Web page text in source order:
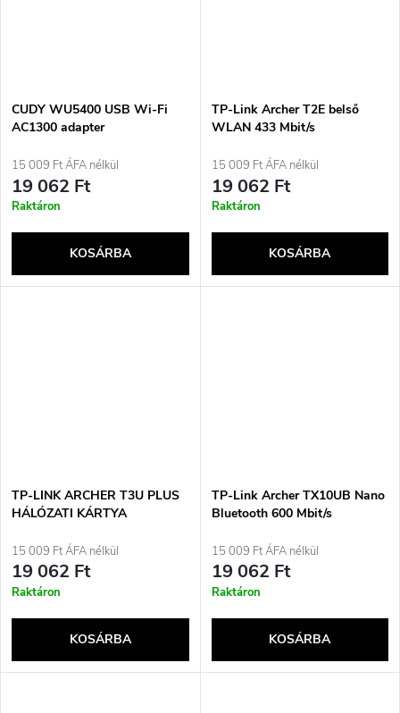
CUDY WU5400 USB Wi-Fi
AC1300 adapter
15 009 Ft ÁFA nélkül
19 062 Ft
Raktáron
KOSÁRBA
TP-Link Archer T2E belső
WLAN 433 Mbit/s
15 009 Ft ÁFA nélkül
19 062 Ft
Raktáron
KOSÁRBA
TP-LINK ARCHER T3U PLUS
HÁLÓZATI KÁRTYA
15 009 Ft ÁFA nélkül
19 062 Ft
Raktáron
KOSÁRBA
TP-Link Archer TX10UB Nano
Bluetooth 600 Mbit/s
15 009 Ft ÁFA nélkül
19 062 Ft
Raktáron
KOSÁRBA